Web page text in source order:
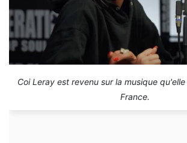
Coi Leray est revenu sur la musique
France.